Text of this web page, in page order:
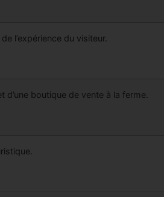
l’expérience du visiteur.
d’une boutique de vente à la ferme.